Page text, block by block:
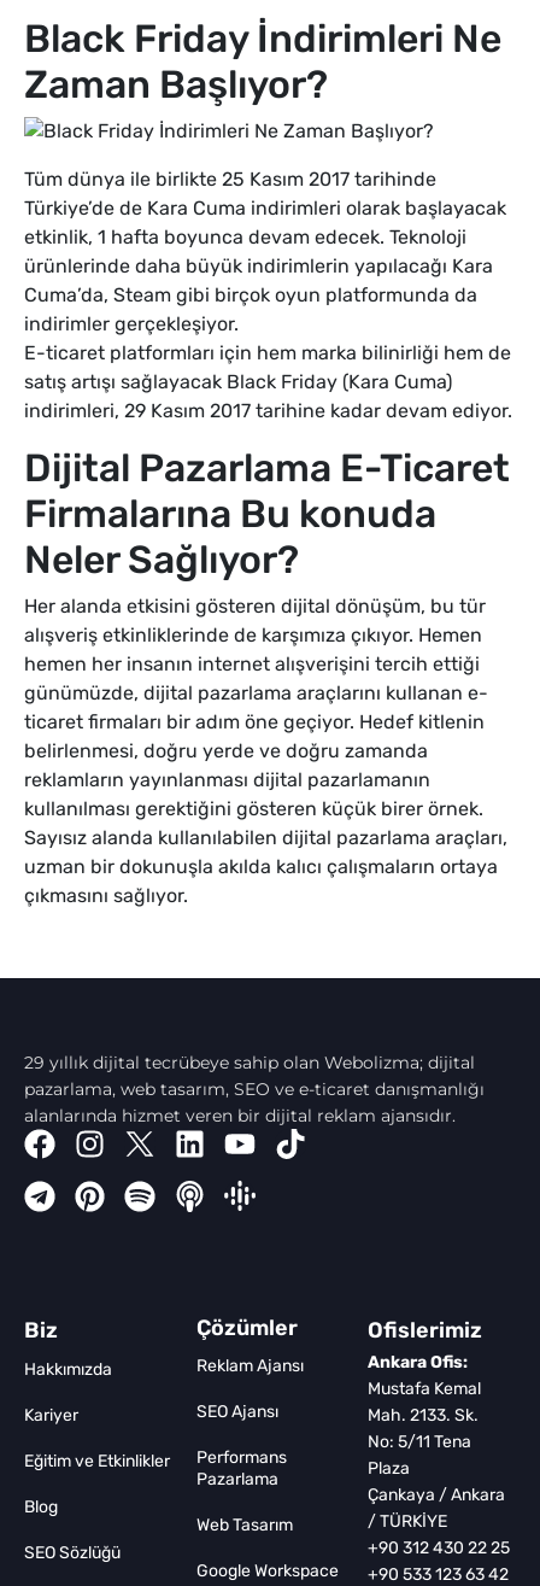
Black Friday İndirimleri Ne
Zaman Başlıyor?
Tüm dünya ile birlikte 25 Kasım 2017 tarihinde
Türkiye’de de Kara Cuma indirimleri olarak başlayacak
etkinlik, 1 hafta boyunca devam edecek. Teknoloji
ürünlerinde daha büyük indirimlerin yapılacağı Kara
Cuma’da, Steam gibi birçok oyun platformunda da
indirimler gerçekleşiyor.
E-ticaret platformları için hem marka bilinirliği hem de
satış artışı sağlayacak Black Friday (Kara Cuma)
indirimleri, 29 Kasım 2017 tarihine kadar devam ediyor.
Dijital Pazarlama E-Ticaret
Firmalarına Bu konuda
Neler Sağlıyor?
Her alanda etkisini gösteren dijital dönüşüm, bu tür
alışveriş etkinliklerinde de karşımıza çıkıyor. Hemen
hemen her insanın internet alışverişini tercih ettiği
günümüzde, dijital pazarlama araçlarını kullanan e-
ticaret firmaları bir adım öne geçiyor. Hedef kitlenin
belirlenmesi, doğru yerde ve doğru zamanda
reklamların yayınlanması dijital pazarlamanın
kullanılması gerektiğini gösteren küçük birer örnek.
Sayısız alanda kullanılabilen dijital pazarlama araçları,
uzman bir dokunuşla akılda kalıcı çalışmaların ortaya
çıkmasını sağlıyor.
29 yıllık dijital tecrübeye sahip olan Webolizma; dijital
pazarlama, web tasarım, SEO ve e-ticaret danışmanlığı
alanlarında hizmet veren bir dijital reklam ajansıdır.
Biz
Hakkımızda
Kariyer
Eğitim ve Etkinlikler
Blog
SEO Sözlüğü
Çözümler
Reklam Ajansı
SEO Ajansı
Performans
Pazarlama
Web Tasarım
Google Workspace
Ofislerimiz
Ankara Ofis:
Mustafa Kemal
Mah. 2133. Sk.
No: 5/11 Tena
Plaza
Çankaya / Ankara
/ TÜRKİYE
+90 312 430 22 25
+90 533 123 63 42